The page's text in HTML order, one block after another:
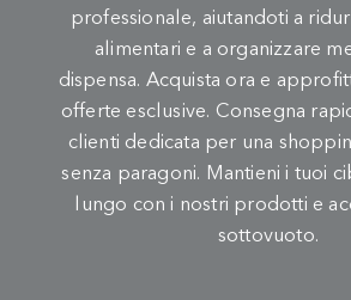
professionale, aiutandoti a
alimentari e a organizzare
dispensa. Acquista ora e
offerte esclusive. Consegna
clienti dedicata per una
senza paragoni. Mantieni i tuoi
lungo con i nostri prodotti e
sottovuoto.